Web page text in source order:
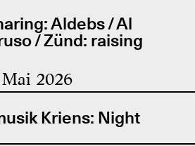
Aldebs / Al
/ Zünd: raising
Mai 2026
Kriens: Night